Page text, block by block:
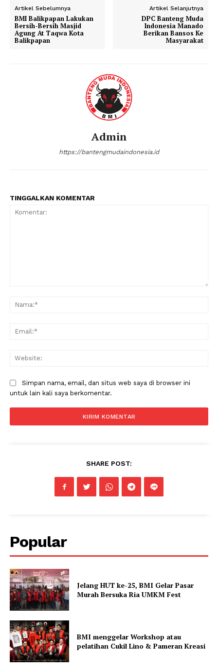
Artikel Sebelumnya
BMI Balikpapan Lakukan
Bersih-Bersih Masjid
Agung At Taqwa Kota
Balikpapan
Artikel Selanjutnya
DPC Banteng Muda
Indonesia Manado
Berikan Bansos Ke
Masyarakat
Admin
https://bantengmudaindonesia.id
TINGGALKAN KOMENTAR
Simpan nama, email, dan situs web saya di browser ini
untuk lain kali saya berkomentar.
SHARE POST:
Popular
Jelang HUT ke-25, BMI Gelar Pasar
Murah Bersuka Ria UMKM Fest
BMI menggelar Workshop atau
pelatihan Cukil Lino & Pameran Kreasi